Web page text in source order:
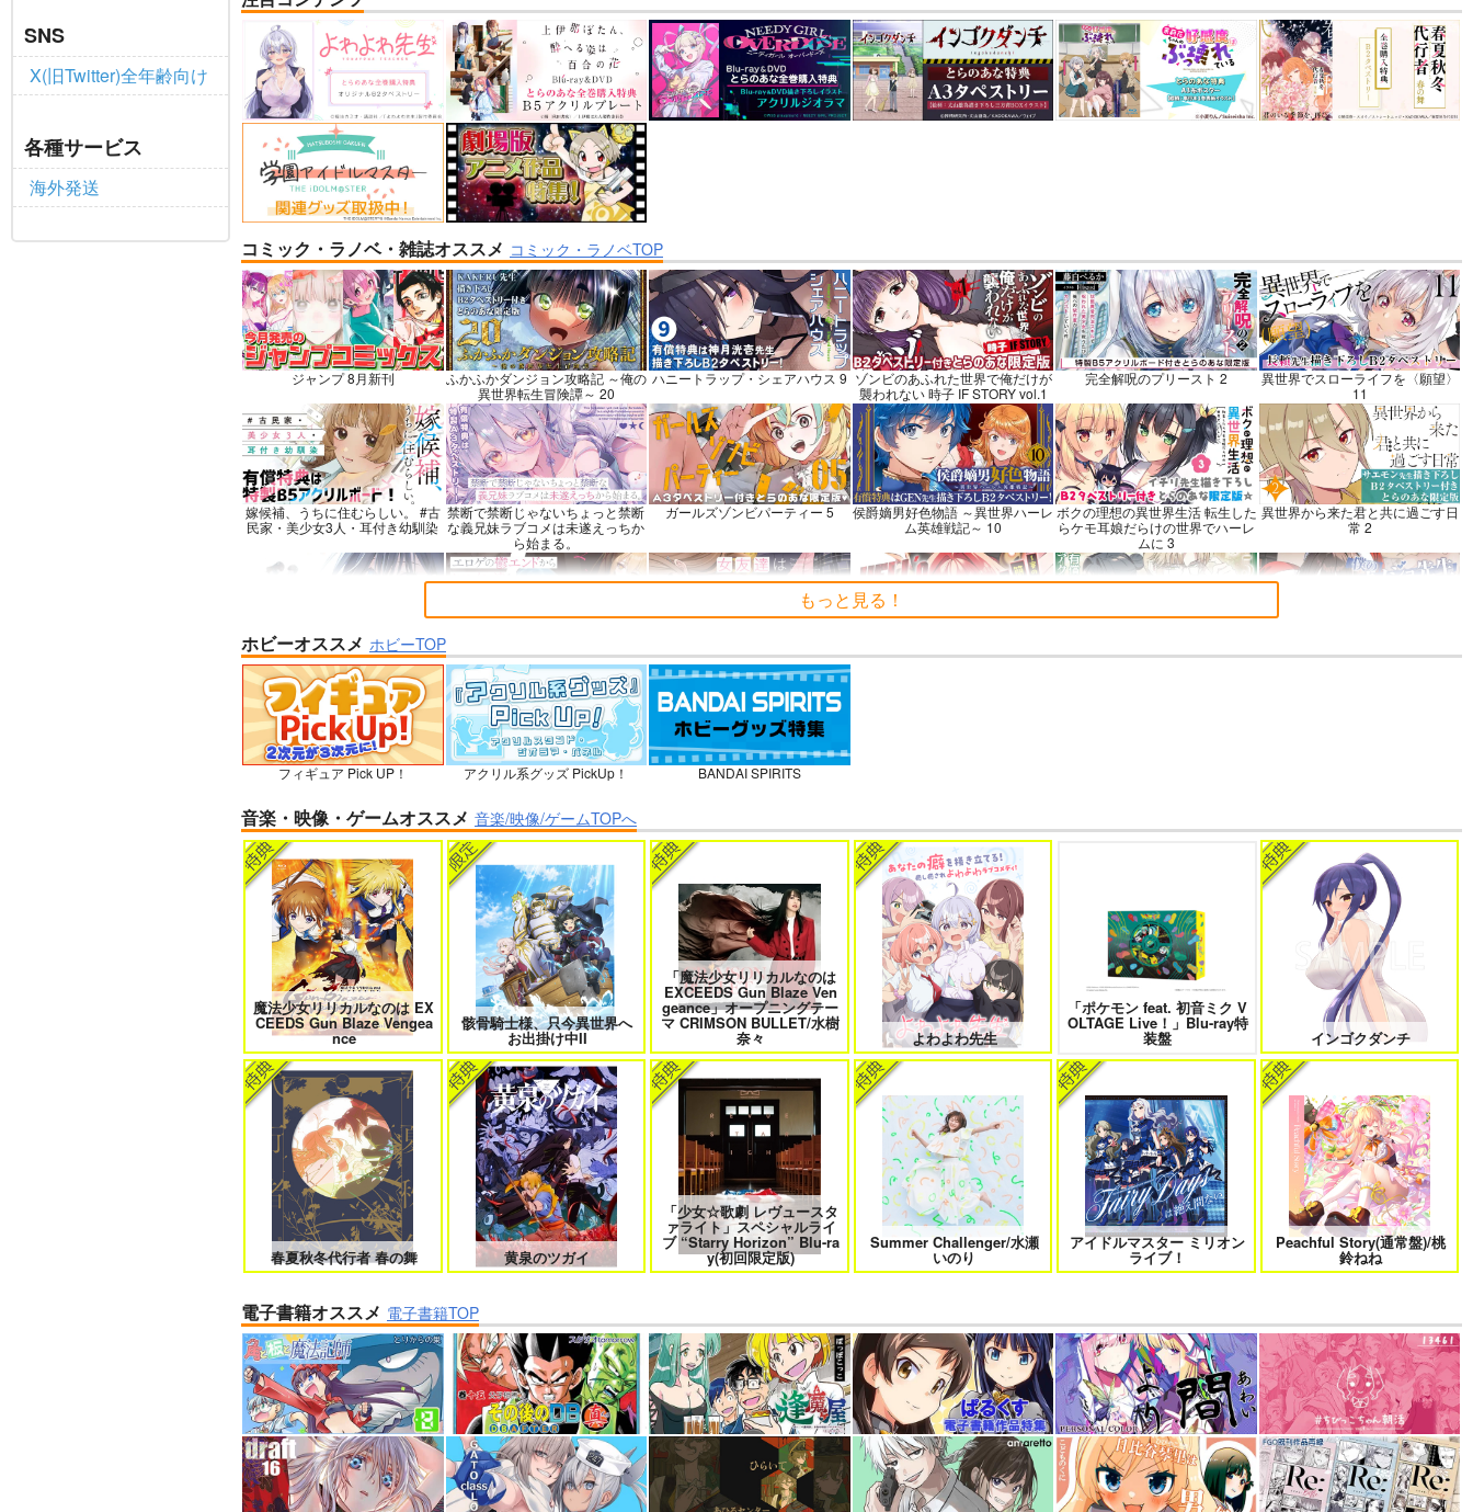
SNS
X(旧Twitter)全年齢向け
各種サービス
海外発送
悪縁
ぽむ屋
770円（税込）
Fate/Grand Order
マシュ・キリエライト
リリス
サンプル カート
RED nankaAkanjinoOMNI
BUS
ハイパーソニックソウル
3,025円（税込）
Fate/Grand Order
カルナ
アルジュナ
サンプル カート
社畜巡礼記３ 南米スペシ
サンプル カート
BLUE nankaAkanjinoOMN
サンプル カート
コミック・ラノベ・雑誌オススメ コミック・ラノベTOP
ジャンプ 8月新刊
ふかふかダンジョン攻略記 ～俺の
異世界転生冒険譚～ 20
ハニートラップ・シェアハウス 9 ゾンビのあふれた世界で俺だけが
襲われない 時子 IF STORY vol.1
完全解呪のプリースト 2
異世界でスローライフを〈願望〉
11
嫁候補、うちに住むらしい。 #古
民家・美少女3人・耳付き幼馴染
禁断で禁断じゃないちょっと禁断
な義兄妹ラブコメは未遂えっちか
ら始まる。
ガールズゾンビパーティー 5
侯爵嫡男好色物語 ～異世界ハーレ
ム英雄戦記～ 10
ボクの理想の異世界生活 転生した
らケモ耳娘だらけの世界でハーレ
ムに 3
異世界から来た君と共に過ごす日
常 2
＃ラブコメ好きとこっそり繋がり
たい
エロゲの鬱エンドからヒロイン達
を救済したら 2
女友達は頼めば意外とヤらせてく
れる 8
HELL’o WORK！～賽の河原で積 よくある令嬢転生だと思ったのに
僕のカノジョ先生 17
孤独だった国民的美少女の妹を一
晩泊めたら懐かれた
人狼機ウィンヴルガ ー叛逆篇ー 5
に堕とされる～ 1
者のアーリャさん
もっと見る！
ホビーオススメ ホビーTOP
フィギュア Pick UP！ アクリル系グッズ PickUp！ BANDAI SPIRITS
音楽・映像・ゲームオススメ 音楽/映像/ゲームTOPへ
魔法少女リリカルなのは EX
CEEDS Gun Blaze Vengea
nce
骸骨騎士様、只今異世界へ
お出掛け中II
「魔法少女リリカルなのは
EXCEEDS Gun Blaze Ven
geance」オープニングテー
マ CRIMSON BULLET/水樹
奈々 よわよわ先生
「ポケモン feat. 初音ミク V
OLTAGE Live！」Blu-ray特
装盤 インゴクダンチ
春夏秋冬代行者 春の舞 黄泉のツガイ
「少女☆歌劇 レヴュースタ
ァライト」スペシャルライ
ブ “Starry Horizon” Blu-ra
y(初回限定版)
Summer Challenger/水瀬
いのり
アイドルマスター ミリオン
ライブ！
Peachful Story(通常盤)/桃
鈴ねね
電子書籍オススメ 電子書籍TOP